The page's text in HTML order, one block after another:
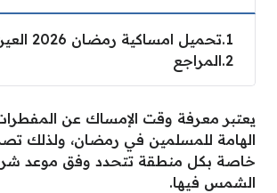
1 تحميل امساكية رمضان 2026 العين pdf
2 المراجع
يعتبر معرفة وقت الإمساك عن
الهامة للمسلمين في رمضان، ولذلك
خاصة بكل منطقة تتحدد وفق موعد
الشمس فيها.